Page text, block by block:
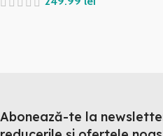
Abonează-te la